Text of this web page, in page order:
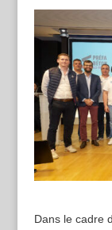
Dans le cadre